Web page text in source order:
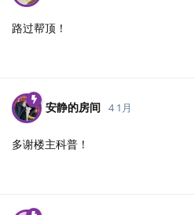
路过帮顶！
安静的房间 4 1月
多谢楼主科普！